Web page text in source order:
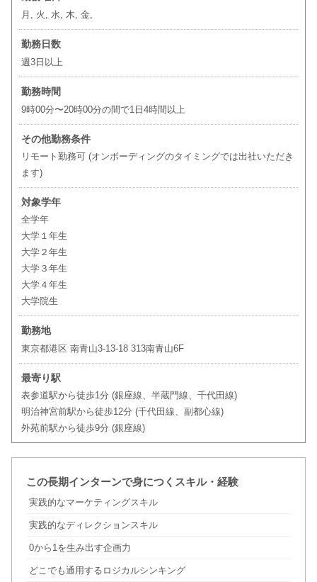
月, 火, 水, 木, 金,
勤務日数
週3日以上
勤務時間
9時00分〜20時00分の間で1日4時間以上
その他勤務条件
リモート勤務可 (オンボーディングのタイミングでは出社いただき
ます)
対象学年
全学年
大学１年生
大学２年生
大学３年生
大学４年生
大学院生
勤務地
東京都港区 南青山3-13-18 313南青山6F
最寄り駅
表参道駅から徒歩1分 (銀座線、半蔵門線、千代田線)
明治神宮前駅から徒歩12分 (千代田線、副都心線)
外苑前駅から徒歩9分 (銀座線)
この長期インターンで身につくスキル・経験
実践的なマーケティングスキル
実践的なディレクションスキル
0から1を生み出す企画力
どこでも通用するロジカルシンキング